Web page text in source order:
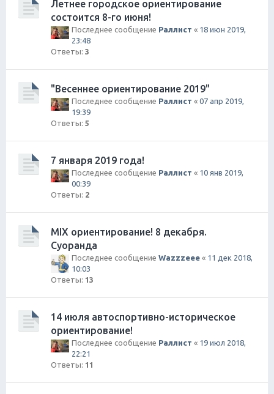
Летнее городское ориентирование
состоится 8-го июня!
Последнее сообщение Раллист « 18 июн 2019,
23:48
Ответы: 3
"Весеннее ориентирование 2019"
Последнее сообщение Раллист « 07 апр 2019,
19:39
Ответы: 5
7 января 2019 года!
Последнее сообщение Раллист « 10 янв 2019,
00:39
Ответы: 2
MIX ориентирование! 8 декабря.
Суоранда
Последнее сообщение Wazzzeee « 11 дек 2018,
10:03
Ответы: 13
14 июля автоспортивно-историческое
ориентирование!
Последнее сообщение Раллист « 19 июл 2018,
22:21
Ответы: 11